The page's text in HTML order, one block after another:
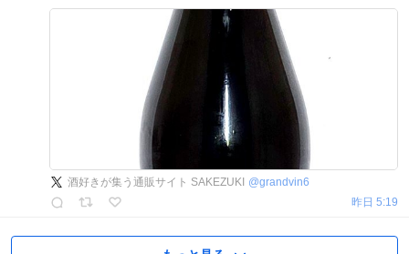
酒好きが集う通販サイト SAKEZUKI @grandvin6
昨日 5:19